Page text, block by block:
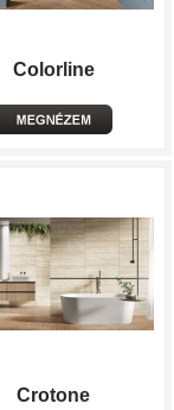
Colorline
Crotone